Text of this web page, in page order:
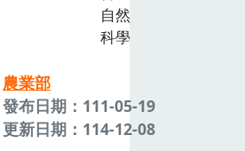
自然
科學
農業部
發布日期：111-05-19
更新日期：114-12-08